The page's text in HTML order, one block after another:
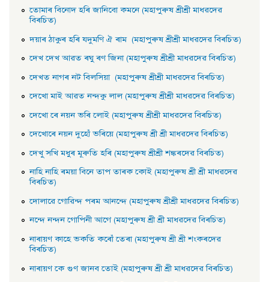
তােমাৰ বিনােদ হৰি জানিবো কমনে (মহাপুৰুষ শ্ৰীশ্ৰী মাধৱদেৱ
বিৰচিত)
দয়াৰ ঠাকুৰ হৰি যদুমণি ঐ ৰাম (মহাপুৰুষ শ্ৰীশ্ৰী মাধৱদেৱ বিৰচিত)
দেখ দেখ আৱত ৰঘু ৰণ জিনা (মহাপুৰুষ শ্ৰীশ্ৰী মাধৱদেৱ বিৰচিত)
দেখত নাগৰ নট বিলসিয়া (মহাপুৰুষ শ্ৰীশ্ৰী মাধৱদেৱ বিৰচিত)
দেখাে মাই আৱত নন্দকু লাল (মহাপুৰুষ শ্ৰীশ্ৰী মাধৱদেৱ বিৰচিত)
দেখাে ৰে নয়ন ভৰি লােই (মহাপুৰুষ শ্ৰীশ্ৰী মাধৱদেৱ বিৰচিত)
দেখােৰে নয়ন দুহোঁ ভৰিয়ে (মহাপুৰুষ শ্ৰী শ্ৰী মাধৱদেৱ বিৰচিত)
দেখু সখি মধুৰ মূৰুতি হৰি (মহাপুৰুষ শ্ৰীশ্ৰী শঙ্কৰদেৱ বিৰচিত)
নাহি নাহি ৰময়া বিনে তাপ তাৰক কোই (মহাপুৰুষ শ্ৰী শ্ৰী মাধৱদেৱ
বিৰচিত)
দোলাৱে গােৱিন্দ পৰম আনন্দে (মহাপুৰুষ শ্ৰীশ্ৰী মাধৱদেৱ বিৰচিত)
নন্দে নন্দন গােপিনী আগে (মহাপুৰুষ শ্ৰী শ্ৰী মাধৱদেৱ বিৰচিত)
নাৰায়ণ কাহে ভকতি কৰোঁ তেৰা (মহাপুৰুষ শ্ৰী শ্ৰী শংকৰদেৱ
বিৰচিত)
নাৰায়ণ কে গুণ জানব তােই (মহাপুৰুষ শ্ৰী শ্ৰী মাধৱদেৱ বিৰচিত)